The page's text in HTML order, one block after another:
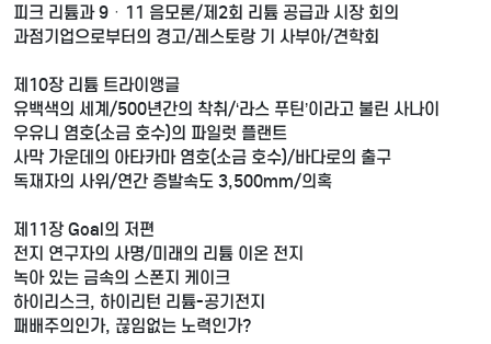
피크 리튬과 9ㆍ11 음모론/제2회 리튬 공급과 시장 회의
과점기업으로부터의 경고/레스토랑 기 사부아/견학회
제10장 리튬 트라이앵글
유백색의 세계/500년간의 착취/‘라스 푸틴’이라고 불린 사나이
우유니 염호(소금 호수)의 파일럿 플랜트
사막 가운데의 아타카마 염호(소금 호수)/바다로의 출구
독재자의 사위/연간 증발속도 3,500mm/의혹
제11장 Goal의 저편
전지 연구자의 사명/미래의 리튬 이온 전지
녹아 있는 금속의 스폰지 케이크
하이리스크, 하이리턴 리튬-공기전지
패배주의인가, 끊임없는 노력인가?